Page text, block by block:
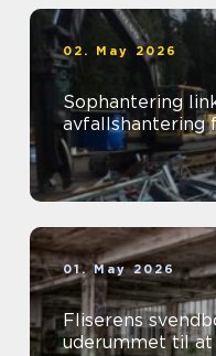
02. May 2026
Sophantering
avfallshantering
01. May 2026
Fliserens svendborg sådan
uderummet til